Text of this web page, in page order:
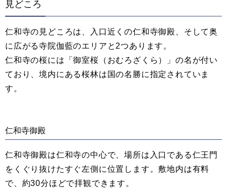
見どころ
仁和寺の見どころは、入口近くの仁和寺御殿、そして奥
に広がる寺院伽藍のエリアと2つあります。
仁和寺の桜には「御室桜（おむろざくら）」の名が付い
ており、境内にある桜林は国の名勝に指定されていま
す。
仁和寺御殿
仁和寺御殿は仁和寺の中心で、場所は入口である仁王門
をくぐり抜けたすぐ左側に位置します。敷地内は有料
で、約30分ほどで拝観できます。